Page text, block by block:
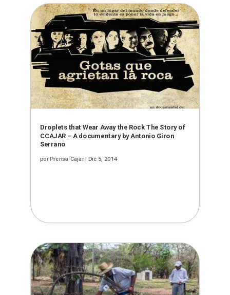
Droplets that Wear Away the Rock The Story of
CCAJAR – A documentary by Antonio Giron
Serrano
porPrensa Cajar| Dic 5, 2014